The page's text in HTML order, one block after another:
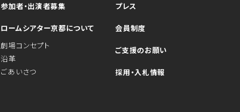
参加者・出演者募集
ロームシアター京都について
劇場コンセプト
沿革
ごあいさつ
プレス
会員制度
ご支援のお願い
採用・入札情報